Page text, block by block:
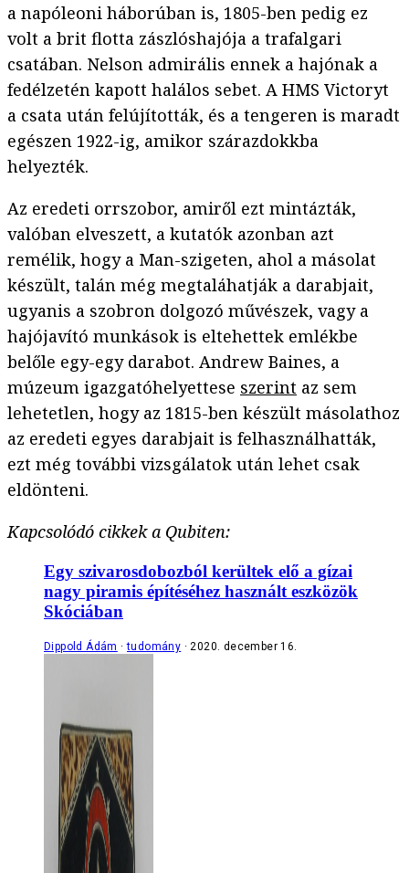
a napóleoni háborúban is, 1805-ben pedig ez
volt a brit flotta zászlóshajója a trafalgari
csatában. Nelson admirális ennek a hajónak a
fedélzetén kapott halálos sebet. A HMS Victoryt
a csata után felújították, és a tengeren is maradt
egészen 1922-ig, amikor szárazdokkba
helyezték.
Az eredeti orrszobor, amiről ezt mintázták,
valóban elveszett, a kutatók azonban azt
remélik, hogy a Man-szigeten, ahol a másolat
készült, talán még megtaláhatják a darabjait,
ugyanis a szobron dolgozó művészek, vagy a
hajójavító munkások is eltehettek emlékbe
belőle egy-egy darabot. Andrew Baines, a
múzeum igazgatóhelyettese szerint az sem
lehetetlen, hogy az 1815-ben készült másolathoz
az eredeti egyes darabjait is felhasználhatták,
ezt még további vizsgálatok után lehet csak
eldönteni.
Kapcsolódó cikkek a Qubiten:
Egy szivarosdobozból kerültek elő a gízai
nagy piramis építéséhez használt eszközök
Skóciában
Dippold Ádám tudomány 2020. december 16.